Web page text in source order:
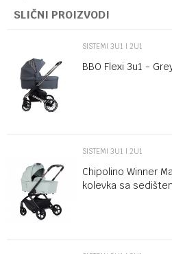
SLIČNI PROIZVODI
SISTEMI 3U1 I 2U1
BBO Flexi 3u1 -
SISTEMI 3U1 I 2U1
Chipolino Winner
kolevka sa